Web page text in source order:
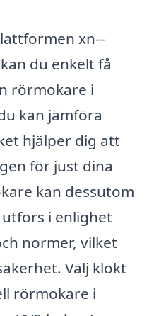
xn--
du enkelt få
rörmokare i
kan jämföra
hjälper dig att
för just dina
kan dessutom
i enlighet
normer, vilket
Välj klokt
rörmokare i